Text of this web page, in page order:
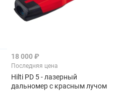
18 000 ₽
Последняя цена
Hilti PD 5 - лазерный
дальномер с красным лучом